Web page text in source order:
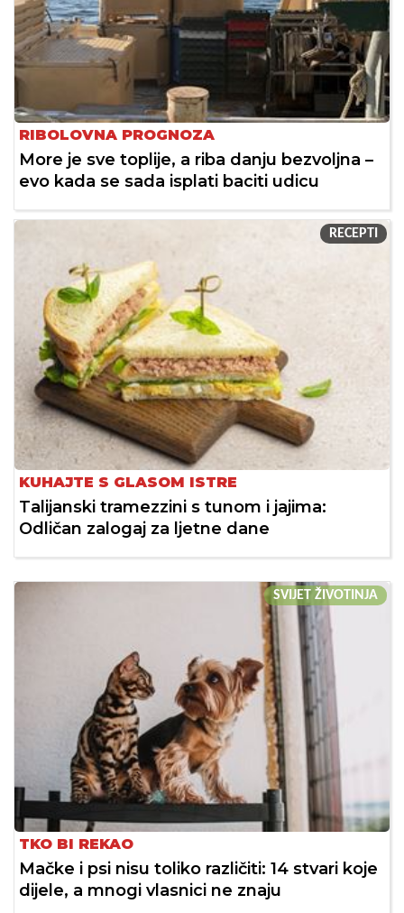
RIBOLOVNA PROGNOZA
More je sve toplije, a riba danju bezvoljna –
evo kada se sada isplati baciti udicu
RECEPTI
KUHAJTE S GLASOM ISTRE
Talijanski tramezzini s tunom i jajima:
Odličan zalogaj za ljetne dane
SVIJET ŽIVOTINJA
TKO BI REKAO
Mačke i psi nisu toliko različiti: 14 stvari koje
dijele, a mnogi vlasnici ne znaju